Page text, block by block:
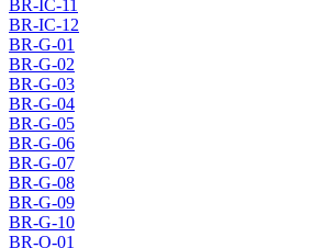
BR-IC-11
BR-IC-12
BR-G-01
BR-G-02
BR-G-03
BR-G-04
BR-G-05
BR-G-06
BR-G-07
BR-G-08
BR-G-09
BR-G-10
BR-O-01